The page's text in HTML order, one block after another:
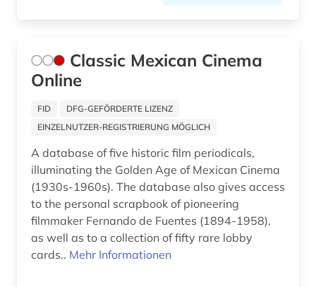
braunschweig (1)
bremen (2)
brief (2)
briefsammlung (1)
bronze (1)
Classic Mexican Cinema
Online
FID
DFG-GEFÖRDERTE LIZENZ
EINZELNUTZER-REGISTRIERUNG MÖGLICH
A database of five historic film periodicals,
illuminating the Golden Age of Mexican Cinema
(1930s-1960s). The database also gives access
to the personal scrapbook of pioneering
filmmaker Fernando de Fuentes (1894-1958),
as well as to a collection of fifty rare lobby
cards.. Mehr Informationen